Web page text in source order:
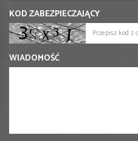
KOD ZABEZPIECZAJĄCY
WIADOMOŚĆ